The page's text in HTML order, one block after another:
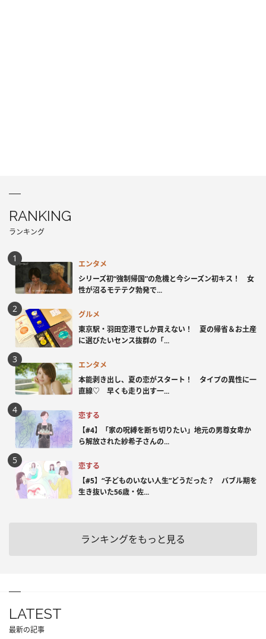
RANKING
ランキング
エンタメ
シリーズ初“強制帰国”の危機と今シーズン初キス！ 女
性が沼るモテテク勃発で...
グルメ
東京駅・羽田空港でしか買えない！ 夏の帰省＆お土産
に選びたいセンス抜群の「...
エンタメ
本能剥き出し、夏の恋がスタート！ タイプの異性に一
直線♡ 早くも走り出す一...
恋する
【#4】「家の呪縛を断ち切りたい」地元の男尊女卑か
ら解放された紗希子さんの...
恋する
【#5】“子どものいない人生”どうだった？ バブル期を
生き抜いた56歳・佐...
ランキングをもっと見る
LATEST
最新の記事